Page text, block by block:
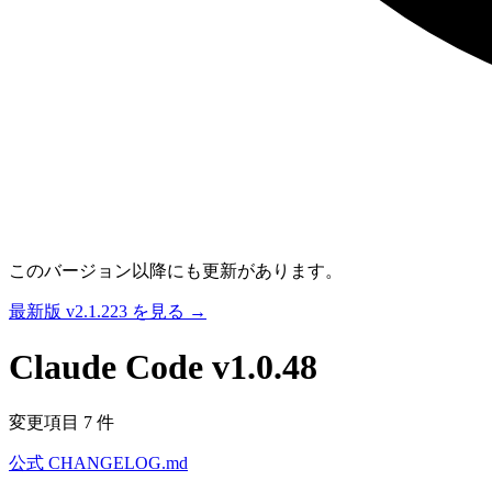
このバージョン以降にも更新があります。
最新版 v2.1.223 を見る →
Claude Code v1.0.48
変更項目 7 件
公式 CHANGELOG.md